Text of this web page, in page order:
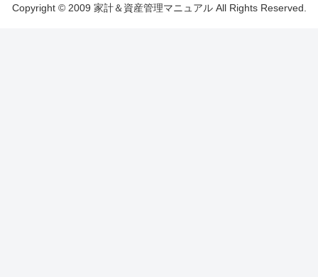
Copyright © 2009 家計＆資産管理マニュアル All Rights Reserved.